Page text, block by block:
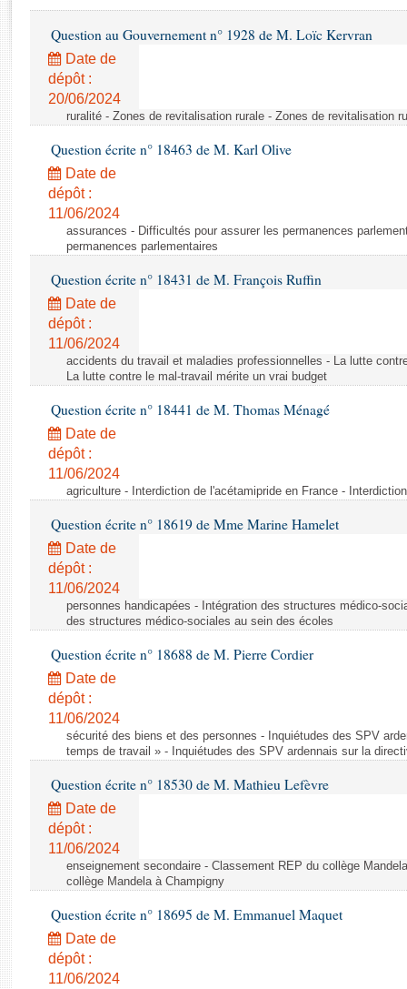
Baromètre de l’application des lois
Dossiers législatifs
Budget et sécurité sociale
Questions écrites et orales
Comptes rendus des débats
Question au Gouvernement n° 1928 de M. Loïc Kervran
Date de
dépôt :
20/06/2024
ruralité - Zones de revitalisation rurale - Zones de revitalisation
Question écrite n° 18463 de M. Karl Olive
Date de
dépôt :
11/06/2024
assurances - Difficultés pour assurer les permanences
permanences parlementaires
Question écrite n° 18431 de M. François Ruffin
Date de
dépôt :
11/06/2024
accidents du travail et maladies professionnelles - La lutte
La lutte contre le mal-travail mérite un vrai budget
Question écrite n° 18441 de M. Thomas Ménagé
Date de
dépôt :
11/06/2024
agriculture - Interdiction de l'acétamipride en France -
Question écrite n° 18619 de Mme Marine Hamelet
Date de
dépôt :
11/06/2024
personnes handicapées - Intégration des structures médico-
des structures médico-sociales au sein des écoles
Question écrite n° 18688 de M. Pierre Cordier
Date de
dépôt :
11/06/2024
sécurité des biens et des personnes - Inquiétudes des SPV
temps de travail » - Inquiétudes des SPV ardennais sur la
Question écrite n° 18530 de M. Mathieu Lefèvre
Date de
dépôt :
11/06/2024
enseignement secondaire - Classement REP du collège
collège Mandela à Champigny
Question écrite n° 18695 de M. Emmanuel Maquet
Date de
dépôt :
11/06/2024